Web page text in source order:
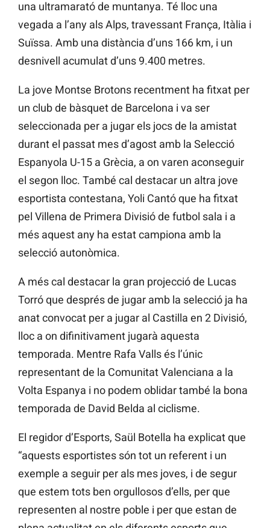
una ultramarató de muntanya. Té lloc una
vegada a l’any als Alps, travessant França, Itàlia i
Suïssa. Amb una distància d’uns 166 km, i un
desnivell acumulat d’uns 9.400 metres.
La jove Montse Brotons recentment ha fitxat per
un club de bàsquet de Barcelona i va ser
seleccionada per a jugar els jocs de la amistat
durant el passat mes d’agost amb la Selecció
Espanyola U-15 a Grècia, a on varen aconseguir
el segon lloc. També cal destacar un altra jove
esportista contestana, Yoli Cantó que ha fitxat
pel Villena de Primera Divisió de futbol sala i a
més aquest any ha estat campiona amb la
selecció autonòmica.
A més cal destacar la gran projecció de Lucas
Torró que després de jugar amb la selecció ja ha
anat convocat per a jugar al Castilla en 2 Divisió,
lloc a on difinitivament jugarà aquesta
temporada. Mentre Rafa Valls és l’únic
representant de la Comunitat Valenciana a la
Volta Espanya i no podem oblidar també la bona
temporada de David Belda al ciclisme.
El regidor d’Esports, Saül Botella ha explicat que
“aquests esportistes són tot un referent i un
exemple a seguir per als mes joves, i de segur
que estem tots ben orgullosos d’ells, per que
representen al nostre poble i per que estan de